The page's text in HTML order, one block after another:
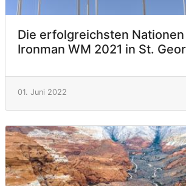
Die erfolgreichsten
Ironman WM 2021 in St.
01. Juni 2022